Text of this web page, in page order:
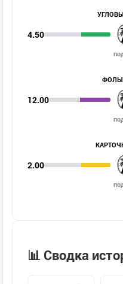
4.50
ФОЛЫ
12.00
2.00
📊 Сводка